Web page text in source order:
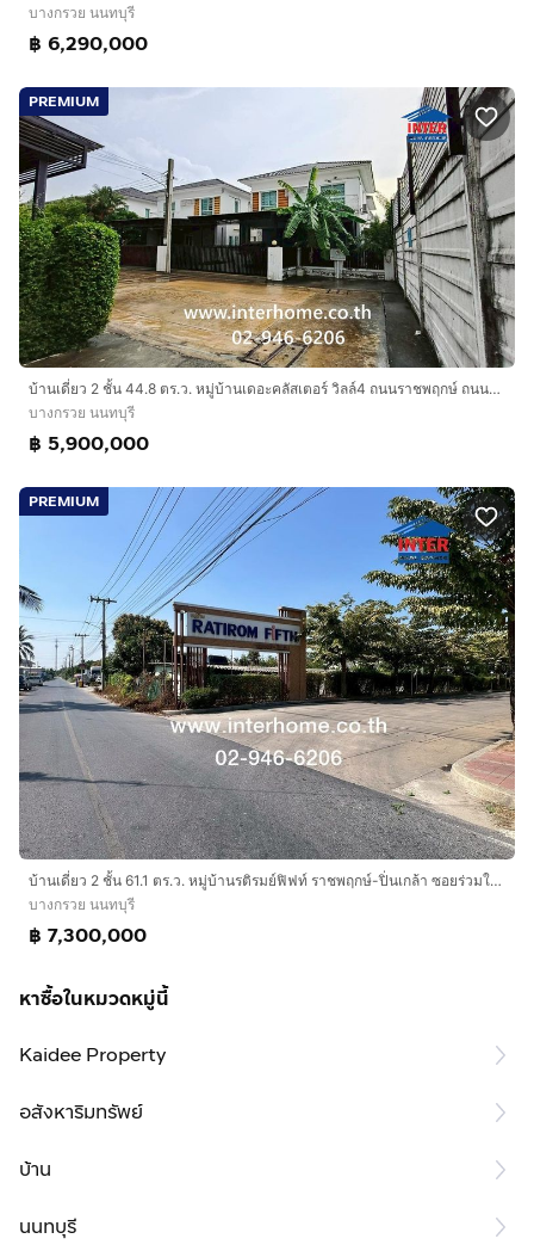
บางกรวย นนทบุรี
฿ 6,290,000
PREMIUM
บ้านเดี่ยว 2 ชั้น 44.8 ตร.ว. หมู่บ้านเดอะคลัสเตอร์ วิลล์4 ถนนราชพฤกษ์ ถนนบางกรวย-จงถนอม บางกรวย นนทบุรี
บางกรวย นนทบุรี
฿ 5,900,000
PREMIUM
บ้านเดี่ยว 2 ชั้น 61.1 ตร.ว. หมู่บ้านรติรมย์ฟิฟท์ ราชพฤกษ์-ปิ่นเกล้า ซอยร่วมใจพัฒนา ถนนราชพฤกษ์ ถนนกาญจนาภิเษก บางกรวย นนทบุรี
บางกรวย นนทบุรี
฿ 7,300,000
หาซื้อในหมวดหมู่นี้
Kaidee Property
อสังหาริมทรัพย์
บ้าน
นนทบุรี